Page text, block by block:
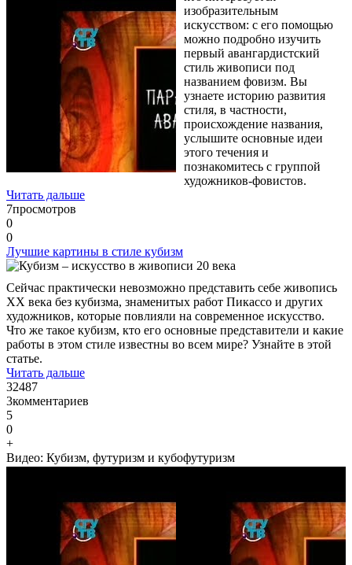
изобразительным
искусством: с его помощью
можно подробно изучить
первый авангардистский
стиль живописи под
названием фовизм. Вы
узнаете историю развития
стиля, в частности,
происхождение названия,
услышите основные идеи
этого течения и
познакомитесь с группой
художников-фовистов.
Читать дальше
7просмотров
0
0
Лучшие картины в стиле кубизм
Сейчас практически невозможно представить себе живопись
XX века без кубизма, знаменитых работ Пикассо и других
художников, которые повлияли на современное искусство.
Что же такое кубизм, кто его основные представители и какие
работы в этом стиле известны во всем мире? Узнайте в этой
статье.
Читать дальше
32487
3комментариев
5
0
+
Видео: Кубизм, футуризм и кубофутуризм